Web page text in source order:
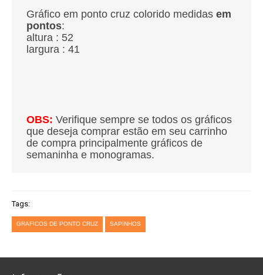
Gráfico em ponto cruz colorido medidas em
pontos:
altura : 52
largura : 41
OBS: Verifique sempre se todos os gráficos
que deseja comprar estão em seu carrinho
de compra principalmente gráficos de
semaninha e monogramas.
Tags:
GRAFICOS DE PONTO CRUZ SAPINHOS